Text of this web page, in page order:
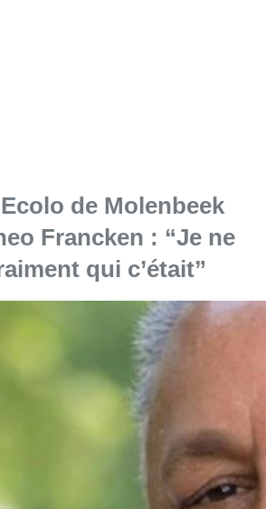
de Molenbeek
Francken : “Je ne
qui c’était”